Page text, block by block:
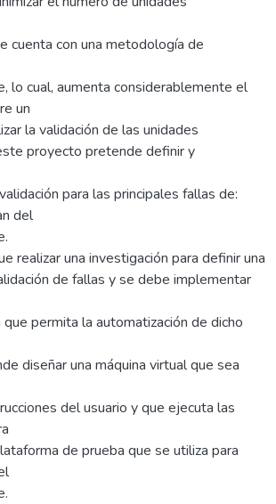
cuenta con una metodología de
lo cual, aumenta considerablemente el
un
la validación de las unidades
proyecto pretende definir y
para las principales fallas de:
del
realizar una investigación para definir una
de fallas y se debe implementar
que permita la automatización de dicho
diseñar una máquina virtual que sea
del usuario y que ejecuta las
de prueba que se utiliza para